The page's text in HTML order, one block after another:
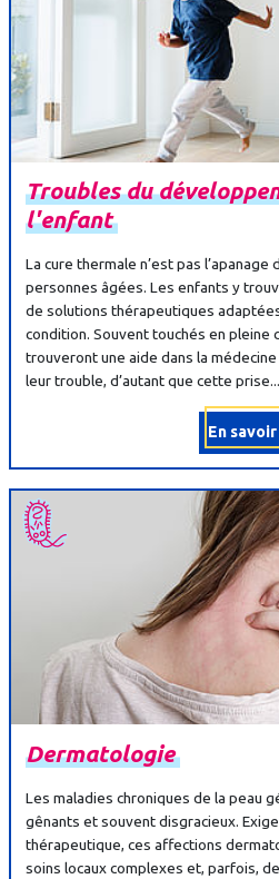
Troublesdu
l'enfant
La cure thermale n’est pas
personnes âgées. Les enfants y
de solutions thérapeutiques
condition. Souvent touchés en pleine
trouveront une aide dans la
leur trouble, d’autant que cette prise...
En savoir
Dermatologie
Les maladies chroniques de la peau
gênants et souvent disgracieux.
thérapeutique, ces affections
soins locaux complexes et, parfois,